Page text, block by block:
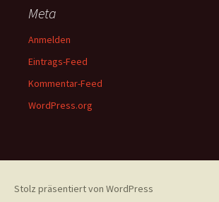
Meta
Anmelden
Eintrags-Feed
Kommentar-Feed
WordPress.org
Stolz präsentiert von WordPress